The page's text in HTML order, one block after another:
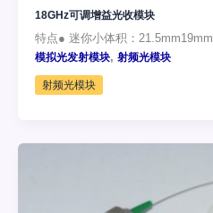
18GHz可调增益光收模块
特点● 迷你小体积：21.5mm19mm
模拟光发射模块, 射频光模块
射频光模块